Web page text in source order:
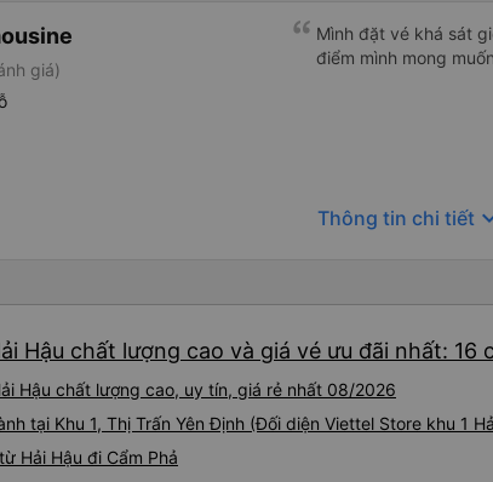
giá)
Mình đặt vé khá sát
điểm mình mong muốn
Thông tin chi tiết
Hậu chất lượng cao và giá vé ưu đãi nhất: 16
Hậu chất lượng cao, uy tín, giá rẻ nhất 08/2026
tại Khu 1, Thị Trấn Yên Định (Đối diện Viettel Store khu 1
Hải Hậu đi Cẩm Phả